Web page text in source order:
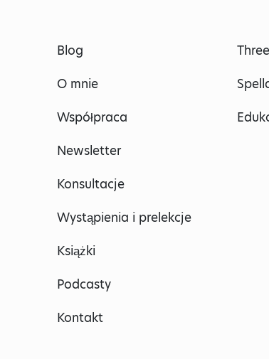
Blog
O mnie
Współpraca
Newsletter
Konsultacje
Wystąpienia i prelekcje
Książki
Podcasty
Kontakt